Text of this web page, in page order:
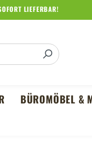
LIEFERBAR!
BÜROMÖBEL &